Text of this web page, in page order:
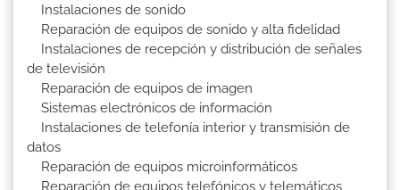
Instalaciones de sonido
Reparación de equipos de sonido y alta fidelidad
Instalaciones de recepción y distribución de señales
de televisión
Reparación de equipos de imagen
Sistemas electrónicos de información
Instalaciones de telefonía interior y transmisión de
datos
Reparación de equipos microinformáticos
Reparación de equipos telefónicos y telemáticos